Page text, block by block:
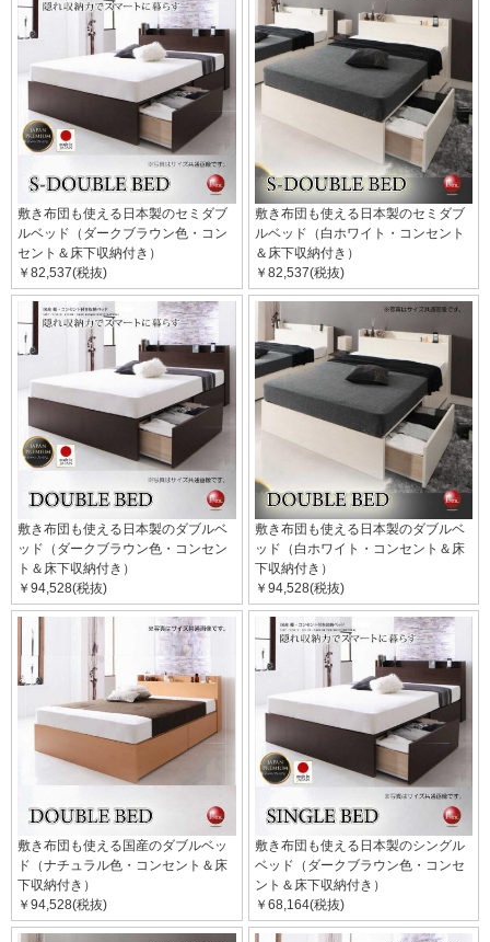
敷き布団も使える日本製のセミダブ
ルベッド（ダークブラウン色・コン
セント＆床下収納付き）
￥82,537(税抜)
敷き布団も使える日本製のセミダブ
ルベッド（白ホワイト・コンセント
＆床下収納付き）
￥82,537(税抜)
敷き布団も使える日本製のダブルベ
ッド（ダークブラウン色・コンセン
ト＆床下収納付き）
￥94,528(税抜)
敷き布団も使える日本製のダブルベ
ッド（白ホワイト・コンセント＆床
下収納付き）
￥94,528(税抜)
敷き布団も使える国産のダブルベッ
ド（ナチュラル色・コンセント＆床
下収納付き）
￥94,528(税抜)
敷き布団も使える日本製のシングル
ベッド（ダークブラウン色・コンセ
ント＆床下収納付き）
￥68,164(税抜)